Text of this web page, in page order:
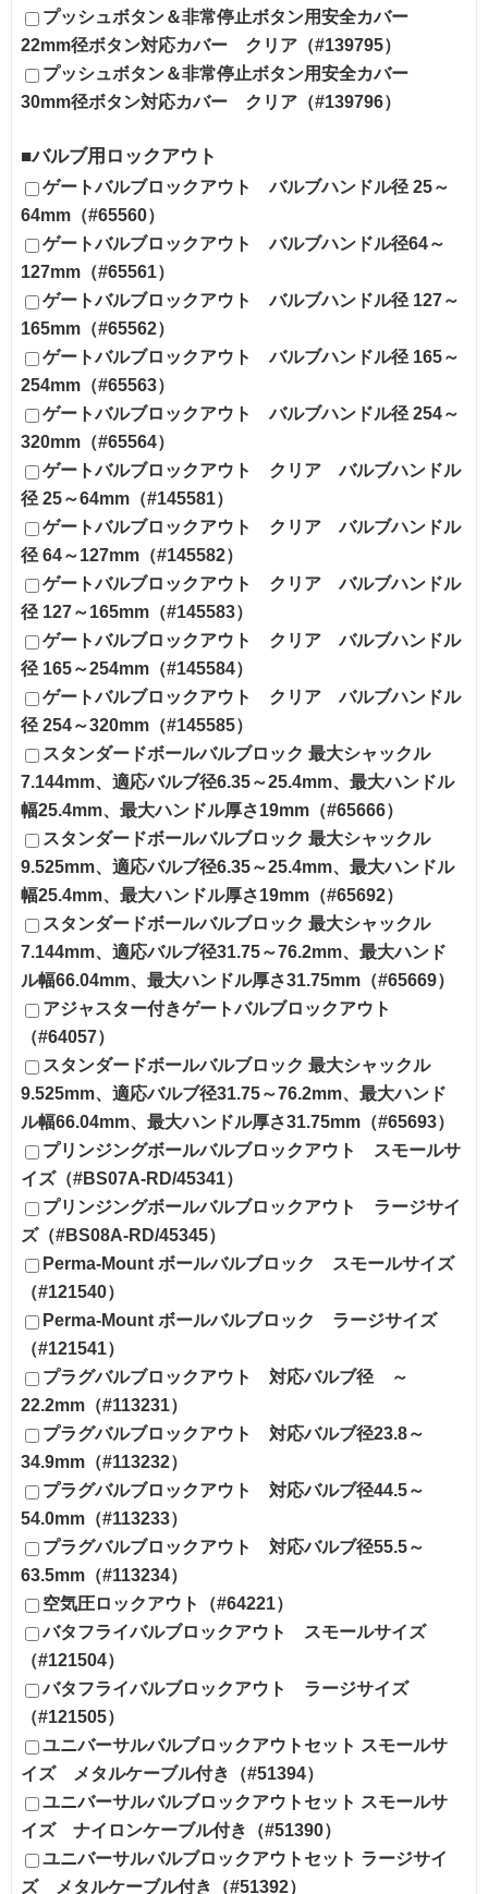
プッシュボタン＆非常停止ボタン用安全カバー
22mm径ボタン対応カバー クリア（#139795）
プッシュボタン＆非常停止ボタン用安全カバー
30mm径ボタン対応カバー クリア（#139796）
■バルブ用ロックアウト
ゲートバルブロックアウト バルブハンドル径 25～
64mm（#65560）
ゲートバルブロックアウト バルブハンドル径64～
127mm（#65561）
ゲートバルブロックアウト バルブハンドル径 127～
165mm（#65562）
ゲートバルブロックアウト バルブハンドル径 165～
254mm（#65563）
ゲートバルブロックアウト バルブハンドル径 254～
320mm（#65564）
ゲートバルブロックアウト クリア バルブハンドル
径 25～64mm（#145581）
ゲートバルブロックアウト クリア バルブハンドル
径 64～127mm（#145582）
ゲートバルブロックアウト クリア バルブハンドル
径 127～165mm（#145583）
ゲートバルブロックアウト クリア バルブハンドル
径 165～254mm（#145584）
ゲートバルブロックアウト クリア バルブハンドル
径 254～320mm（#145585）
スタンダードボールバルブロック 最大シャックル
7.144mm、適応バルブ径6.35～25.4mm、最大ハンドル
幅25.4mm、最大ハンドル厚さ19mm（#65666）
スタンダードボールバルブロック 最大シャックル
9.525mm、適応バルブ径6.35～25.4mm、最大ハンドル
幅25.4mm、最大ハンドル厚さ19mm（#65692）
スタンダードボールバルブロック 最大シャックル
7.144mm、適応バルブ径31.75～76.2mm、最大ハンド
ル幅66.04mm、最大ハンドル厚さ31.75mm（#65669）
アジャスター付きゲートバルブロックアウト
（#64057）
スタンダードボールバルブロック 最大シャックル
9.525mm、適応バルブ径31.75～76.2mm、最大ハンド
ル幅66.04mm、最大ハンドル厚さ31.75mm（#65693）
プリンジングボールバルブロックアウト スモールサ
イズ（#BS07A-RD/45341）
プリンジングボールバルブロックアウト ラージサイ
ズ（#BS08A-RD/45345）
Perma-Mount ボールバルブロック スモールサイズ
（#121540）
Perma-Mount ボールバルブロック ラージサイズ
（#121541）
プラグバルブロックアウト 対応バルブ径 ～
22.2mm（#113231）
プラグバルブロックアウト 対応バルブ径23.8～
34.9mm（#113232）
プラグバルブロックアウト 対応バルブ径44.5～
54.0mm（#113233）
プラグバルブロックアウト 対応バルブ径55.5～
63.5mm（#113234）
空気圧ロックアウト（#64221）
バタフライバルブロックアウト スモールサイズ
（#121504）
バタフライバルブロックアウト ラージサイズ
（#121505）
ユニバーサルバルブロックアウトセット スモールサ
イズ メタルケーブル付き（#51394）
ユニバーサルバルブロックアウトセット スモールサ
イズ ナイロンケーブル付き（#51390）
ユニバーサルバルブロックアウトセット ラージサイ
ズ メタルケーブル付き（#51392）